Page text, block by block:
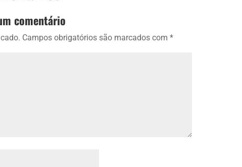
comentário
Campos obrigatórios são marcados com *